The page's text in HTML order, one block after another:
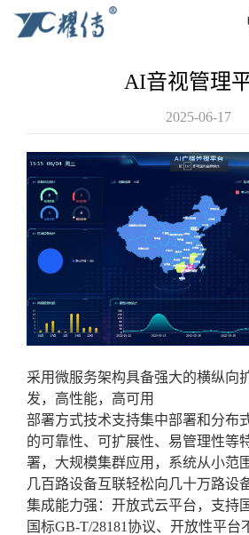
AI音视管理
2025-06-17
采用微服务架构具备强大的横纵向
发，高性能，高可用
部署方式技术支持集中部署和分布
的可靠性、可扩展性、易管理性等
署，大规模集群应用，系统从小范
几百路设备互联轻松向几十万路设
集成能力强：开放式云平台，支持
国标GB-T/28181协议、开放性平台